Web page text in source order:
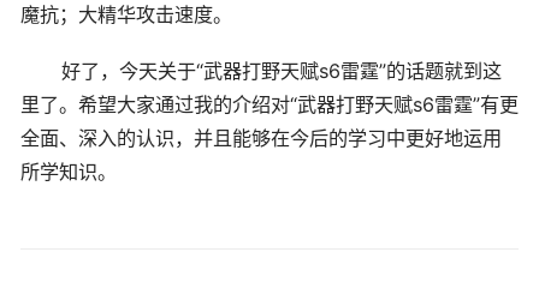
魔抗；大精华攻击速度。
好了，今天关于“武器打野天赋s6雷霆”的话题就到这
里了。希望大家通过我的介绍对“武器打野天赋s6雷霆”有更
全面、深入的认识，并且能够在今后的学习中更好地运用
所学知识。